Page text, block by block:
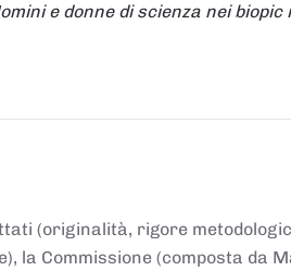
e donne di scienza nei
(originalità, rigore
la Commissione (composta da